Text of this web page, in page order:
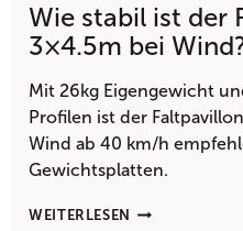
3X3M
BEI
WIND?
Wie stabil ist der
3×4.5m bei
Mit 26kg Eigengewicht
Profilen ist der
Wind ab 40 km/h
Gewichtsplatten.
WEITERLESEN
WIE